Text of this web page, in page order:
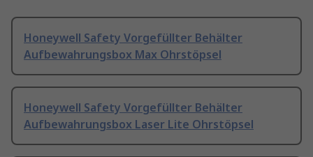
Honeywell Safety Vorgefüllter Behälter
Aufbewahrungsbox Max Ohrstöpsel
Honeywell Safety Vorgefüllter Behälter
Aufbewahrungsbox Laser Lite Ohrstöpsel